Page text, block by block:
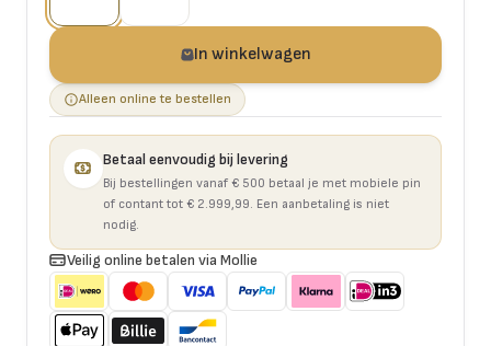
In winkelwagen
Alleen online te bestellen
Betaal eenvoudig bij levering
Bij bestellingen vanaf € 500 betaal je met mobiele pin
of contant tot € 2.999,99. Een aanbetaling is niet
nodig.
Veilig online betalen via Mollie